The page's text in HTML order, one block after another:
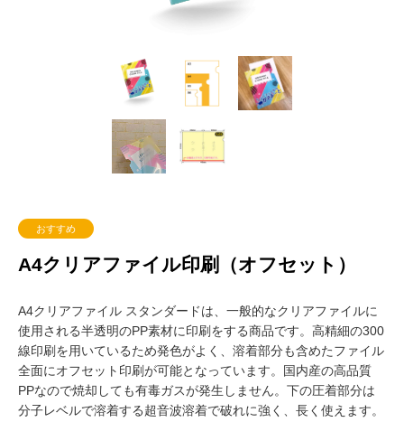
おすすめ
A4クリアファイル印刷（オフセット）
A4クリアファイル スタンダードは、一般的なクリアファイルに
使用される半透明のPP素材に印刷をする商品です。高精細の300
線印刷を用いているため発色がよく、溶着部分も含めたファイル
全面にオフセット印刷が可能となっています。国内産の高品質
PPなので焼却しても有毒ガスが発生しません。下の圧着部分は
分子レベルで溶着する超音波溶着で破れに強く、長く使えます。